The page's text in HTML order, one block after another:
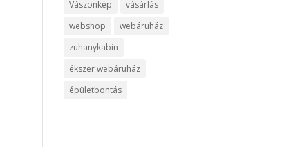
Vászonkép
vásárlás
webshop
webáruház
zuhanykabin
ékszer webáruház
épületbontás